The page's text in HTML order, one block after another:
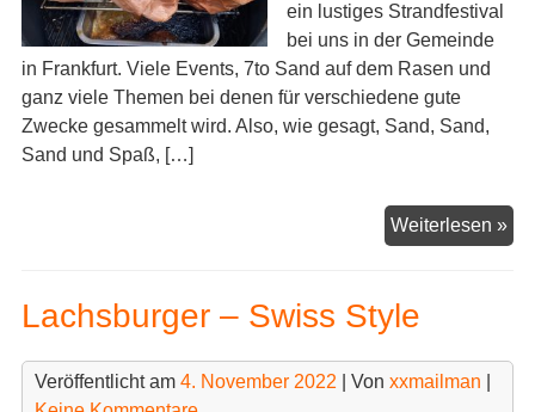
ein lustiges Strandfestival
bei uns in der Gemeinde
in Frankfurt. Viele Events, 7to Sand auf dem Rasen und
ganz viele Themen bei denen für verschiedene gute
Zwecke gesammelt wird. Also, wie gesagt, Sand, Sand,
Sand und Spaß, […]
Weiterlesen »
–
Lachsburger – Swiss Style
Veröffentlicht am 4. November 2022 | Von xxmailman